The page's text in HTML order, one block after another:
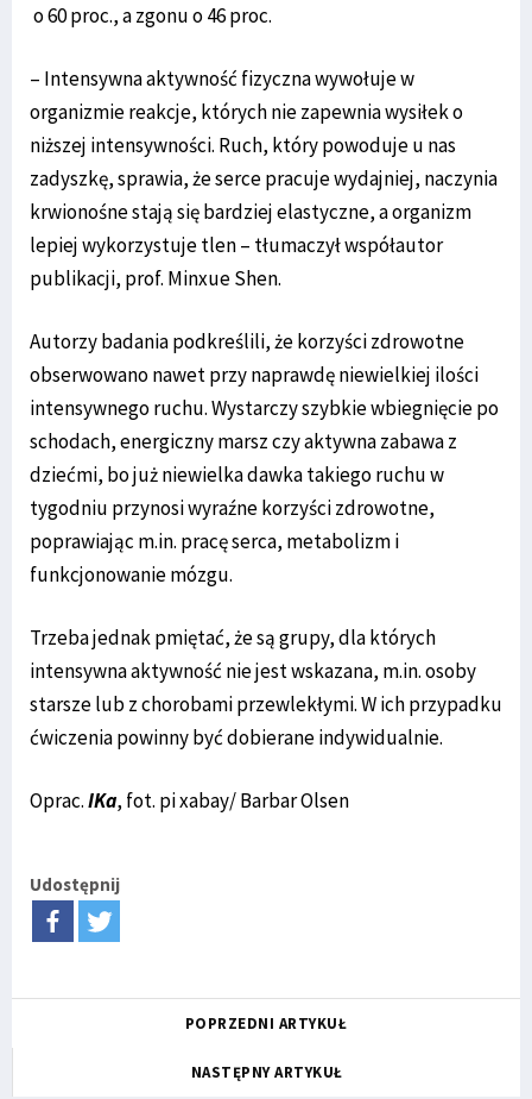
o 60 proc., a zgonu o 46 proc.
– Intensywna aktywność fizyczna wywołuje w
organizmie reakcje, których nie zapewnia wysiłek o
niższej intensywności. Ruch, który powoduje u nas
zadyszkę, sprawia, że serce pracuje wydajniej, naczynia
krwionośne stają się bardziej elastyczne, a organizm
lepiej wykorzystuje tlen – tłumaczył współautor
publikacji, prof. Minxue Shen.
Autorzy badania podkreślili, że korzyści zdrowotne
obserwowano nawet przy naprawdę niewielkiej ilości
intensywnego ruchu. Wystarczy szybkie wbiegnięcie po
schodach, energiczny marsz czy aktywna zabawa z
dziećmi, bo już niewielka dawka takiego ruchu w
tygodniu przynosi wyraźne korzyści zdrowotne,
poprawiając m.in. pracę serca, metabolizm i
funkcjonowanie mózgu.
Trzeba jednak pmiętać, że są grupy, dla których
intensywna aktywność nie jest wskazana, m.in. osoby
starsze lub z chorobami przewlekłymi. W ich przypadku
ćwiczenia powinny być dobierane indywidualnie.
Oprac.IKa, fot. pi xabay/ Barbar Olsen
Udostępnij
POPRZEDNI ARTYKUŁ
NASTĘPNY ARTYKUŁ